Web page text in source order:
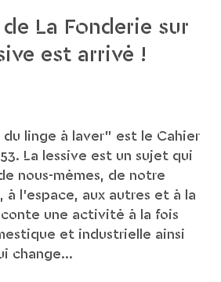
La Fonderie sur
est arrivé !
linge à laver" est le Cahier
La lessive est un sujet qui
nous-mêmes, de notre
à l'espace, aux autres et à la
une activité à la fois
et industrielle ainsi
change...